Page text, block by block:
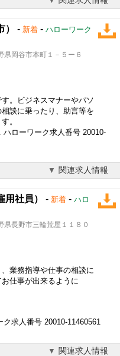
- 新着 - ハローワーク
岡谷市本町１－５ー６
。ビジネスマナーやパソ
談に乗ったり、助言等を
。
ローワーク求人番号 20010-
関連求人情報
社員） - 新着 - ハロ
長野市三輪荒屋１１８０
業務指導や仕事の相談に
仕事が出来るように
求人番号 20010-11460561
関連求人情報